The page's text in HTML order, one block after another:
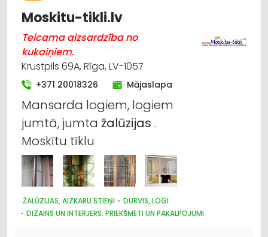
Moskitu-tikli.lv
Teicama aizsardzība no
kukaiņiem.
Krustpils 69A, Rīga, LV-1057
+371 20018326 Mājaslapa
Mansarda logiem, logiem
jumtā, jumta žalūzijas .
Moskītu tīklu
ŽALŪZIJAS, AIZKARU STIEŅI
DURVIS, LOGI
DIZAINS UN INTERJERS; PRIEKŠMETI UN PAKALPOJUMI